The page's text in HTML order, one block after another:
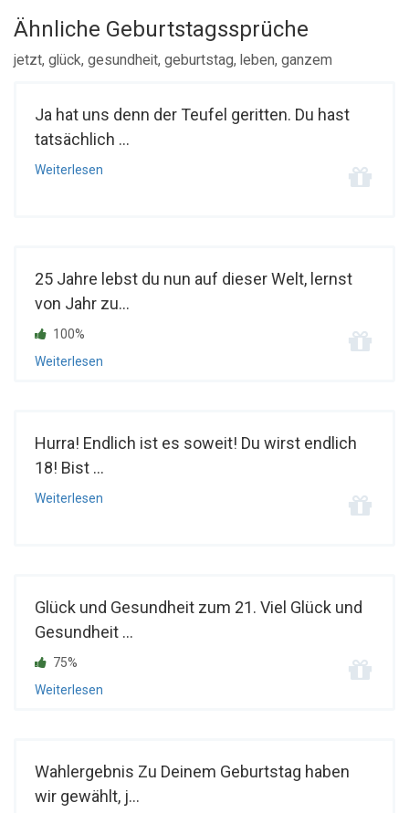
Ähnliche Geburtstagssprüche
jetzt, glück, gesundheit, geburtstag, leben, ganzem
Ja hat uns denn der Teufel geritten. Du hast
tatsächlich ...
Weiterlesen
25 Jahre lebst du nun auf dieser Welt, lernst
von Jahr zu...
100%
Weiterlesen
Hurra! Endlich ist es soweit! Du wirst endlich
18! Bist ...
Weiterlesen
Glück und Gesundheit zum 21. Viel Glück und
Gesundheit ...
75%
Weiterlesen
Wahlergebnis Zu Deinem Geburtstag haben
wir gewählt, j...